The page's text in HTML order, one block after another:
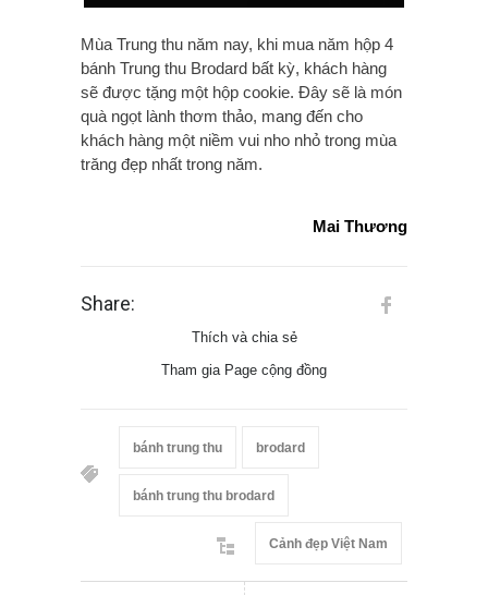
Mùa Trung thu năm nay, khi mua năm hộp 4
bánh Trung thu Brodard bất kỳ, khách hàng
sẽ được tặng một hộp cookie. Đây sẽ là món
quà ngọt lành thơm thảo, mang đến cho
khách hàng một niềm vui nho nhỏ trong mùa
trăng đẹp nhất trong năm.
Mai Thương
Share:
Thích và chia sẻ
Tham gia Page cộng đồng
bánh trung thu brodard
bánh trung thu brodard
Cảnh đẹp Việt Nam